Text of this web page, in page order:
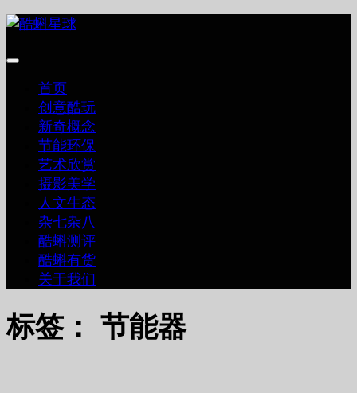
跳
内
首页
创意酷玩
新奇概念
节能环保
艺术欣赏
摄影美学
人文生态
杂七杂八
酷蝌测评
酷蝌有货
关于我们
标签： 节能器